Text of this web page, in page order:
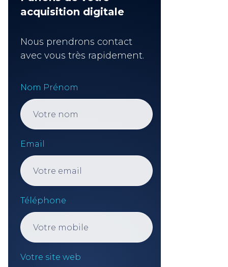
acquisition digitale
Nous prendrons contact
avec vous très rapidement.
Nom Prénom
Email
Téléphone
Votre site web